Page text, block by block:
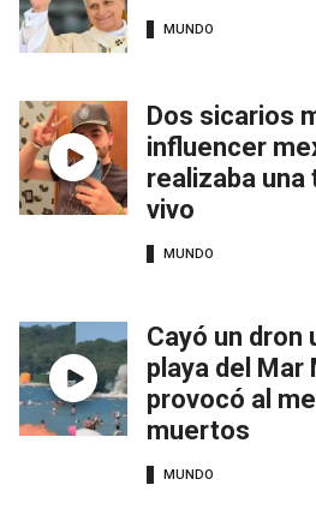
MUNDO
Dos sicarios
influencer
realizaba
vivo
MUNDO
Cayó un dron
playa del Mar
provocó al
muertos
MUNDO